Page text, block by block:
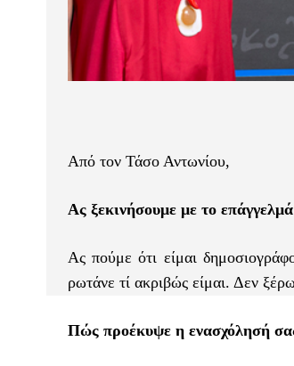
Από τον Τάσο Αντωνίου,
Ας ξεκινήσουμε με το
Aς πούμε ότι είμαι
ρωτάνε τί ακριβώς είμαι. Δεν
Πώς προέκυψε η ενασχόλησή